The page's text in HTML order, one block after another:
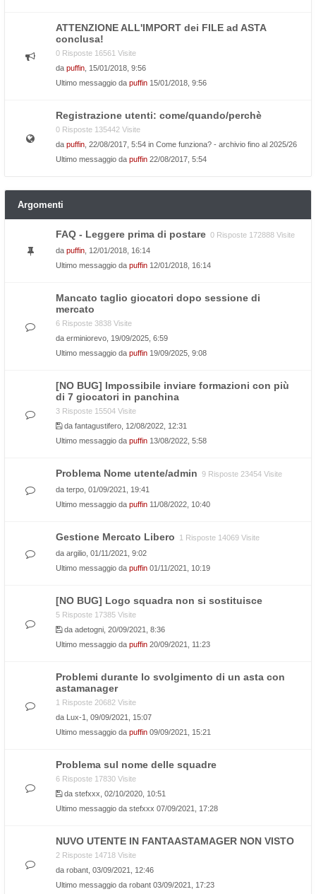
ATTENZIONE ALL'IMPORT dei FILE ad ASTA
conclusa!
0 Risposte 16561 Visite
da puffin , 15/01/2018, 9:56
Ultimo messaggio da puffin 15/01/2018, 9:56
Registrazione utenti: come/quando/perchè
0 Risposte 135442 Visite
da puffin , 22/08/2017, 5:54 in Come funziona? - archivio fino al 2025/26
Ultimo messaggio da puffin 22/08/2017, 5:54
Argomenti
FAQ - Leggere prima di postare 0 Risposte 172888 Visite
da puffin , 12/01/2018, 16:14
Ultimo messaggio da puffin 12/01/2018, 16:14
Mancato taglio giocatori dopo sessione di
mercato
6 Risposte 3838 Visite
da erminiorevo , 19/09/2025, 6:59
Ultimo messaggio da puffin 19/09/2025, 9:08
[NO BUG] Impossibile inviare formazioni con più
di 7 giocatori in panchina
3 Risposte 15504 Visite
da fantagustifero , 12/08/2022, 12:31
Ultimo messaggio da puffin 13/08/2022, 5:58
Problema Nome utente/admin 9 Risposte 23454 Visite
da terpo , 01/09/2021, 19:41
Ultimo messaggio da puffin 11/08/2022, 10:40
Gestione Mercato Libero
1 Risposte 14069 Visite
da argilio , 01/11/2021, 9:02
Ultimo messaggio da puffin 01/11/2021, 10:19
[NO BUG] Logo squadra non si sostituisce
5 Risposte 17385 Visite
da adetogni , 20/09/2021, 8:36
Ultimo messaggio da puffin 20/09/2021, 11:23
Problemi durante lo svolgimento di un asta con
astamanager
1 Risposte 20682 Visite
da Lux-1
, 09/09/2021, 15:07
Ultimo messaggio da puffin 09/09/2021, 15:21
Problema sul nome delle squadre
6 Risposte 17830 Visite
da stefxxx , 02/10/2020, 10:51
Ultimo messaggio da stefxxx 07/09/2021, 17:28
NUVO UTENTE IN FANTAASTAMAGER NON VISTO
2 Risposte 14718 Visite
da robant , 03/09/2021, 12:46
Ultimo messaggio da robant 03/09/2021, 17:23